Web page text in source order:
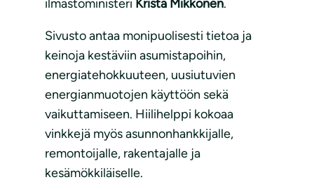
ilmastoministeri Krista Mikkonen.
Sivusto antaa monipuolisesti tietoa ja
keinoja kestäviin asumistapoihin,
energiatehokkuuteen, uusiutuvien
energianmuotojen käyttöön sekä
vaikuttamiseen. Hiilihelppi kokoaa
vinkkejä myös asunnonhankkijalle,
remontoijalle, rakentajalle ja
kesämökkiläiselle.